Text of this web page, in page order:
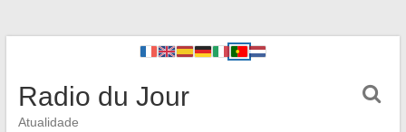
Radio du Jour
Atualidade